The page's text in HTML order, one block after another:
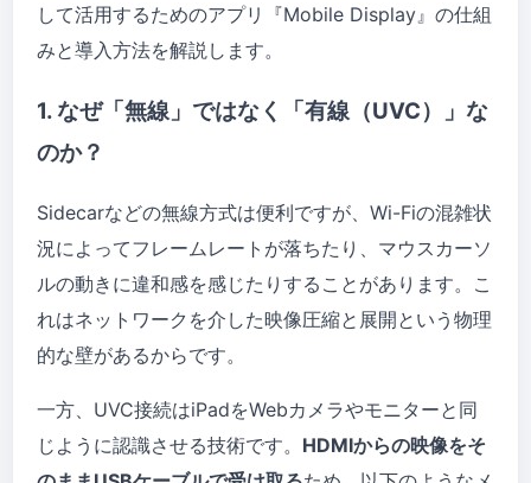
して活用するためのアプリ『Mobile Display』の仕組
みと導入方法を解説します。
1. なぜ「無線」ではなく「有線（UVC）」な
のか？
Sidecarなどの無線方式は便利ですが、Wi-Fiの混雑状
況によってフレームレートが落ちたり、マウスカーソ
ルの動きに違和感を感じたりすることがあります。こ
れはネットワークを介した映像圧縮と展開という物理
的な壁があるからです。
一方、UVC接続はiPadをWebカメラやモニターと同
じように認識させる技術です。 HDMIからの映像をそ